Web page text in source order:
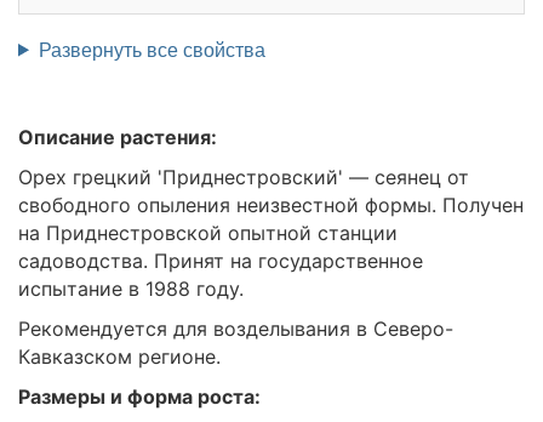
Развернуть все свойства
Описание растения:
Орех грецкий 'Приднестровский' — сеянец от
свободного опыления неизвестной формы. Получен
на Приднестровской опытной станции
садоводства. Принят на государственное
испытание в 1988 году.
Рекомендуется для возделывания в Северо-
Кавказском регионе.
Размеры и форма роста: